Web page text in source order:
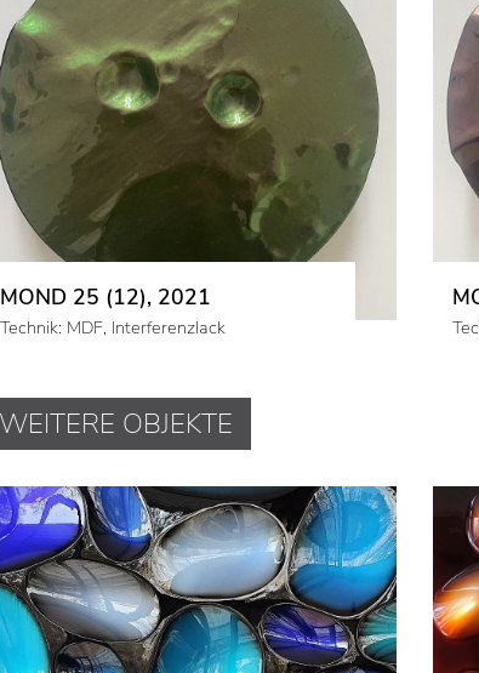
MOND 25 (12), 2021
Technik: MDF, Interferenzlack
WEITERE OBJEKTE